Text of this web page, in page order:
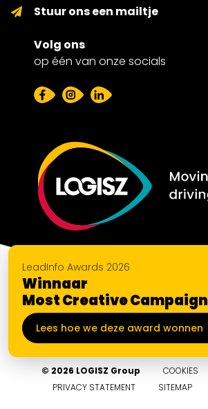
LeadInfo Awards 2026
Winnaar
Most Creative Campaign
Lees hoe we deze award wonnen
Stuur ons een mailtje
Volg ons
op één van onze socials
© 2026 LOGISZ Group COOKIES
PRIVACY STATEMENT
SITEMAP